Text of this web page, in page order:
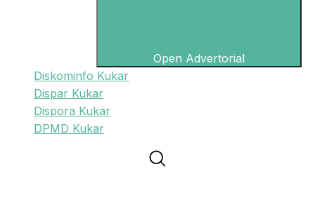
Open Advertorial
Diskominfo Kukar
Dispar Kukar
Dispora Kukar
DPMD Kukar